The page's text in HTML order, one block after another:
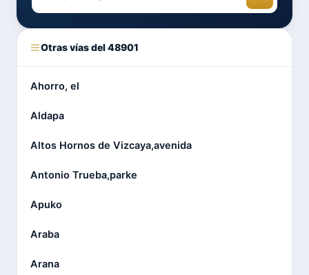
Otras vías del 48901
Ahorro, el
Aldapa
Altos Hornos de Vizcaya,avenida
Antonio Trueba,parke
Apuko
Araba
Arana